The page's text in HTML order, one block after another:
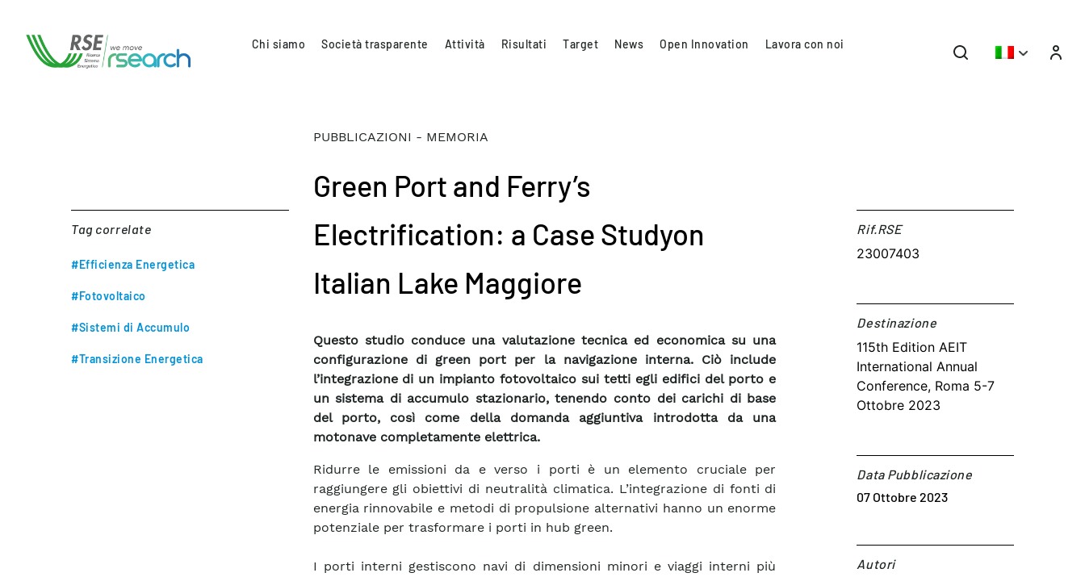
Chi siamo Società trasparente Attività Risultati Target News Open Innovation Lavora con noi
Tag correlate
#Efficienza Energetica
#Fotovoltaico
#Sistemi di Accumulo
#Transizione Energetica
PUBBLICAZIONI - MEMORIA
Green Port and Ferry’s
Electrification: a Case Studyon
Italian Lake Maggiore
Questo studio conduce una valutazione tecnica ed economica su una
configurazione di green port per la navigazione interna. Ciò include
l’integrazione di un impianto fotovoltaico sui tetti egli edifici del porto e
un sistema di accumulo stazionario, tenendo conto dei carichi di base
del porto, così come della domanda aggiuntiva introdotta da una
motonave completamente elettrica.
Ridurre le emissioni da e verso i porti è un elemento cruciale per
raggiungere gli obiettivi di neutralità climatica. L’integrazione di fonti di
energia rinnovabile e metodi di propulsione alternativi hanno un enorme
potenziale per trasformare i porti in hub green.
I porti interni gestiscono navi di dimensioni minori e viaggi interni più
Rif.RSE​
23007403
Destinazione​
115th Edition AEIT
International Annual
Conference, Roma 5-7
Ottobre 2023
Data Pubblicazione
07 Ottobre 2023
Autori​